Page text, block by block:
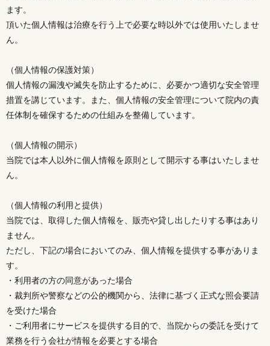
ます。
頂いた個人情報は治療を行う上で必要な時以外では使用いたしませ
ん。
（個人情報の保護対策）
個人情報の漏洩や滅失を防止するために、必要かつ適切な安全管理
措置を講じています。また、個人情報の安全管理について院内の責
任体制を確保するための仕組みを整備しています。
（個人情報の開示）
当院では本人以外に個人情報を原則として開示する事はいたしませ
ん。
（個人情報の利用と提供）
当院では、取得した個人情報を、販売や貸し出したりする事はあり
ません。
ただし、下記の場合においてのみ、個人情報を提供する事がありま
す。
・利用者の方の同意があった場合
・裁判所や警察などの公的機関から、法律に基づく正式な照会要請
を受けた場合
・ご利用者にサービスを提供する目的で、当院からの委託を受けて
業務を行う会社が情報を必要とする場合